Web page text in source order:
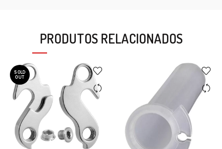
PRODUTOS RELACIONADOS
SOLD
OUT